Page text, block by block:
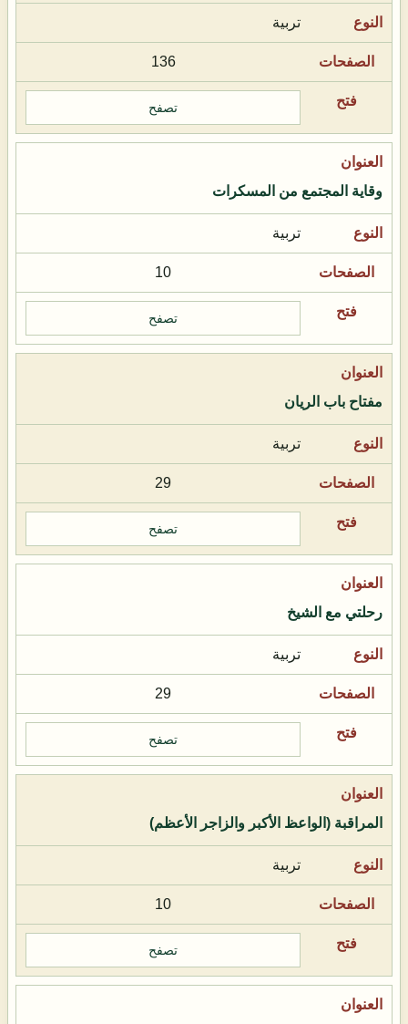
تربية
136
تصفح
وقاية المجتمع من المسكرات
تربية
10
تصفح
مفتاح باب الريان
تربية
29
تصفح
رحلتي مع الشيخ
تربية
29
تصفح
المراقبة (الواعظ الأكبر والزاجر الأعظم)
تربية
10
تصفح